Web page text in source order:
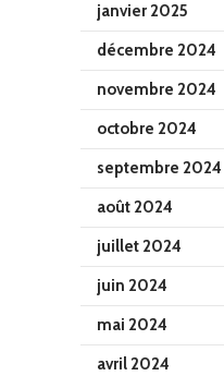
janvier 2025
décembre 2024
novembre 2024
octobre 2024
septembre 2024
août 2024
juillet 2024
juin 2024
mai 2024
avril 2024